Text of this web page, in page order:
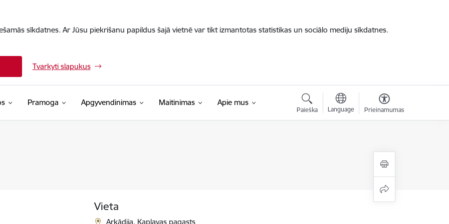
sīkdatnes. Ar Jūsu piekrišanu papildus šajā vietnē var tikt izmantotas statistikas un sociālo mediju sīkdatnes.
Tvarkyti slapukus
Pramoga Apgyvendinimas Maitinimas Apie mus
Paieška Language Prieinamumas
Vieta
Arkādija, Kaplavas pagasts